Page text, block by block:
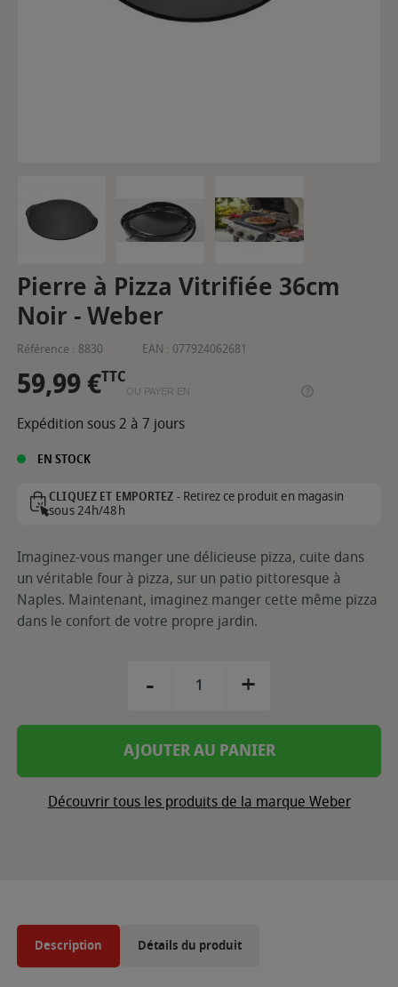
Pierre à Pizza Vitrifiée 36cm
Noir - Weber
Référence : 8830 EAN : 077924062681
59,99 €TTC
OU PAYER EN
Expédition sous 2 à 7 jours
EN STOCK
CLIQUEZ ET EMPORTEZ -Retirez ce produit en magasin
sous 24h/48h
Imaginez-vous manger une délicieuse pizza, cuite dans
un véritable four à pizza, sur un patio pittoresque à
Naples. Maintenant, imaginez manger cette même pizza
dans le confort de votre propre jardin.
- +
AJOUTER AU PANIER
Découvrir tous les produits de la marque Weber
Description Détails du produit